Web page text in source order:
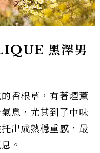
黑澤男
香根草，有著煙薰
息，尤其到了中味
出成熟穩重感，最
。